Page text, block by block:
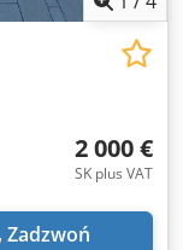
2 000 €
SK plus VAT
Zadzwoń